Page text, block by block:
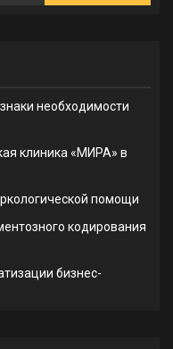
необходимости
клиника «МИРА» в
помощи
кодирования
бизнес-